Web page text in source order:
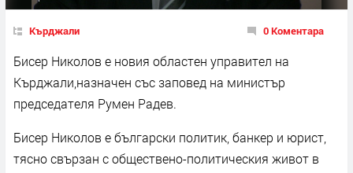
Кърджали 0 Коментара
Бисер Николов е новия областен управител на
Кърджали,назначен със заповед на министър
председателя Румен Радев.
Бисер Николов е български политик, банкер и юрист,
тясно свързан с обществено-политическия живот в